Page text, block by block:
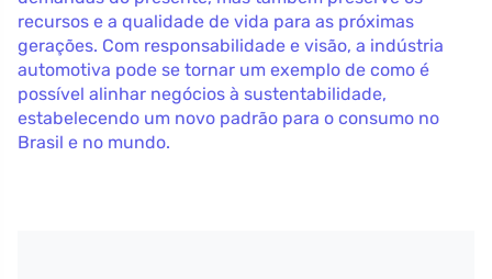
recursos e a qualidade de vida para as próximas
gerações. Com responsabilidade e visão, a indústria
automotiva pode se tornar um exemplo de como é
possível alinhar negócios à sustentabilidade,
estabelecendo um novo padrão para o consumo no
Brasil e no mundo.